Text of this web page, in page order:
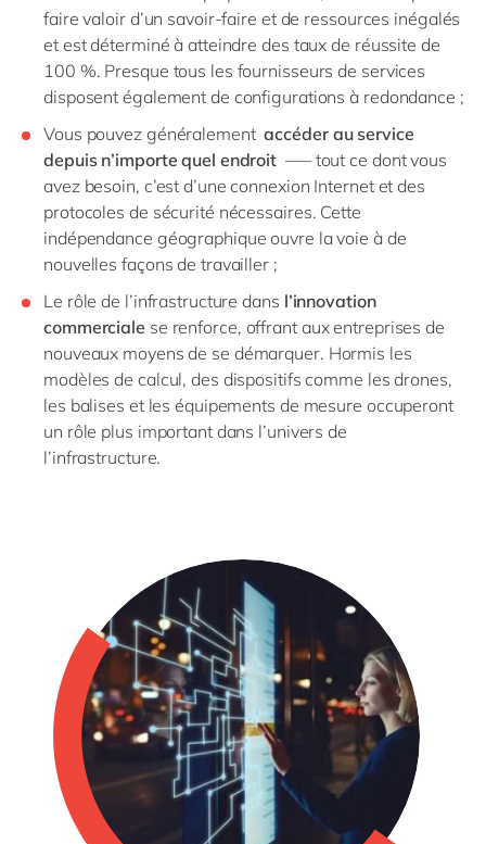
faire valoir d’un savoir-faire et de ressources inégalés
et est déterminé à atteindre des taux de réussite de
100 %. Presque tous les fournisseurs de services
disposent également de configurations à redondance ;
Vous pouvez généralementaccéder au service
depuis n’importe quel endroit –— tout ce dont vous
avez besoin, c’est d’une connexion Internet et des
protocoles de sécurité nécessaires. Cette
indépendance géographique ouvre la voie à de
nouvelles façons de travailler ;
Le rôle de l’infrastructure dans l’innovation
commerciale se renforce, offrant aux entreprises de
nouveaux moyens de se démarquer. Hormis les
modèles de calcul, des dispositifs comme les drones,
les balises et les équipements de mesure occuperont
un rôle plus important dans l’univers de
l’infrastructure.